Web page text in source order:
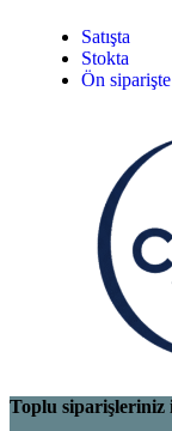
Satışta
Stokta
Ön siparişte
Toplu siparişleriniz